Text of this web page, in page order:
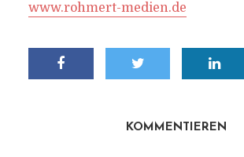
www.rohmert-medien.de
KOMMENTIEREN